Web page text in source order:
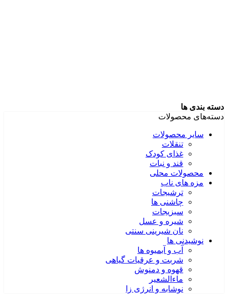
دسته بندی ها
دسته‌های محصولات
سایر محصولات
تنقلات
غذای کودک
قند و نبات
محصولات محلی
مزه های ناب
ترشیجات
چاشنی ها
سبزیجات
شیره و عسل
نان شیرینی سنتی
نوشیدنی ها
آب و آبمیوه ها
شربت و عرقیات گیاهی
قهوه و دمنوش
ماءالشعیر
نوشابه و انرژی زا